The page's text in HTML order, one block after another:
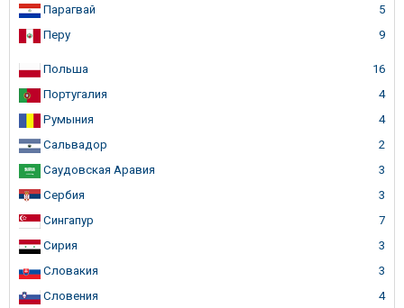
Парагвай
5
Перу
9
Польша
16
Португалия
4
Румыния
4
Сальвадор
2
Саудовская Аравия
3
Сербия
3
Сингапур
7
Сирия
3
Словакия
3
Словения
4